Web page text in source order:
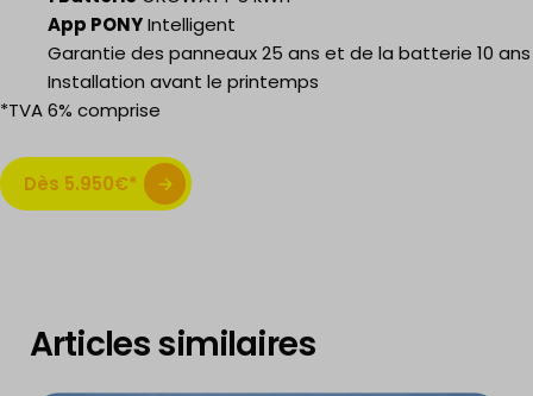
App PONYIntelligent
Garantie des panneaux 25 ans et de la batterie 10 ans
Installation avant le printemps
*TVA 6% comprise
Dès 5.950€*
Articles similaires